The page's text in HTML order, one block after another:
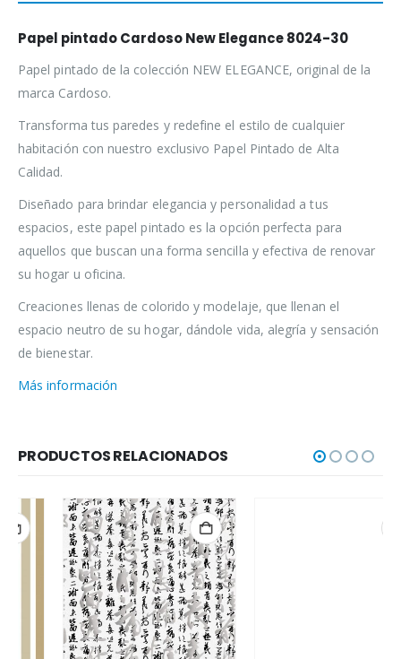
Papel pintado Cardoso New Elegance 8024-30
Papel pintado de la colección NEW ELEGANCE, original de la
marca Cardoso.
Transforma tus paredes y redefine el estilo de cualquier
habitación con nuestro exclusivo Papel Pintado de Alta
Calidad.
Diseñado para brindar elegancia y personalidad a tus
espacios, este papel pintado es la opción perfecta para
aquellos que buscan una forma sencilla y efectiva de renovar
su hogar u oficina.
Creaciones llenas de colorido y modelaje, que llenan el
espacio neutro de su hogar, dándole vida, alegría y sensación
de bienestar.
Más información
PRODUCTOS RELACIONADOS